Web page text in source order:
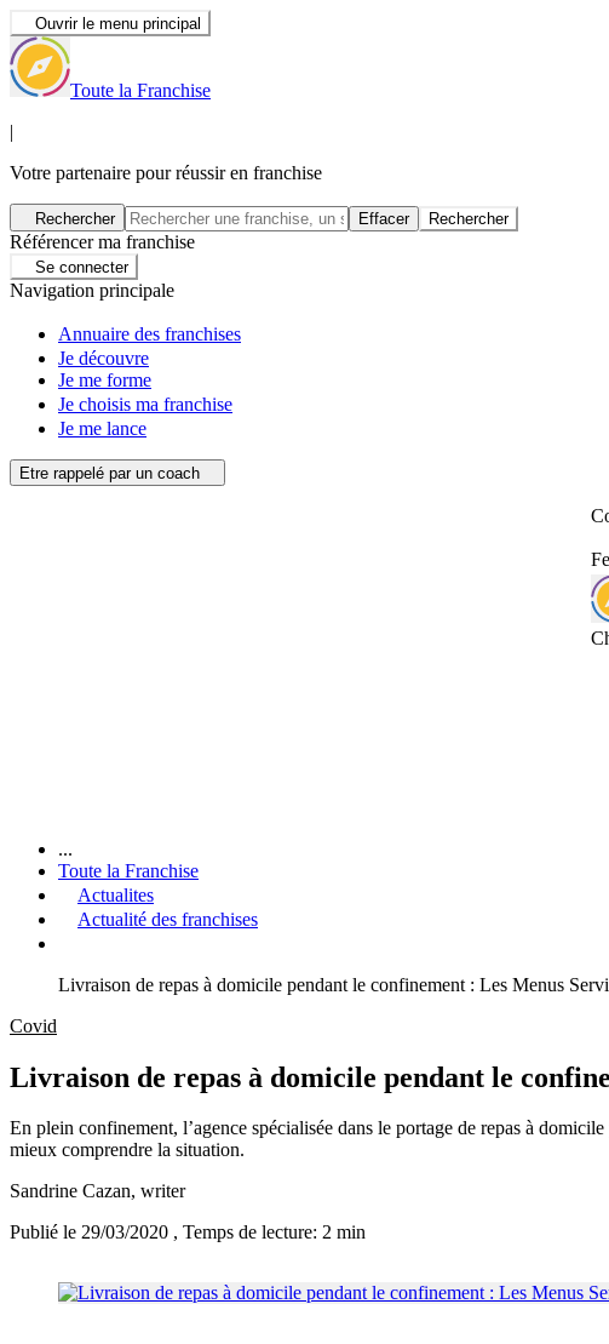
Ouvrir le menu principal
Toute la Franchise
|
Votre partenaire pour réussir en franchise
Rechercher Effacer Rechercher
Référencer ma franchise
Se connecter
Navigation principale
Annuaire des franchises
Je découvre
Je me forme
Je choisis ma franchise
Je me lance
Etre rappelé par un coach
...
Toute la Franchise
Actualites
Actualité des franchises
Livraison de repas à domicile pendant le confinement : Les Menus
Covid
Livraison de repas à domicile pendant le
En plein confinement, l’agence spécialisée dans le portage de repas à
mieux comprendre la situation.
Sandrine Cazan, writer
Publié le 29/03/2020 , Temps de lecture: 2 min